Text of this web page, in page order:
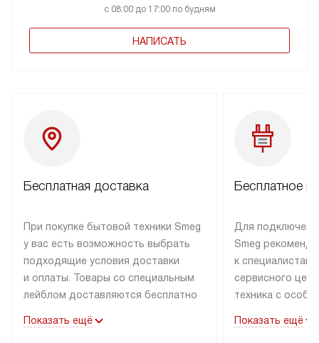
с 08:00 до 17:00 по будням
НАПИСАТЬ
Бесплатная доставка
При покупке бытовой техники Smeg
у вас есть возможность выбрать
подходящие условия доставки
и оплаты. Товары со специальным
лейблом доставляются бесплатно
до подъезда. Доставка за пределы
Показать ещё
Бесплатное
Для
Smeg
к специалистам
сервисного
техника с
коммуникациям.
Показать ещё